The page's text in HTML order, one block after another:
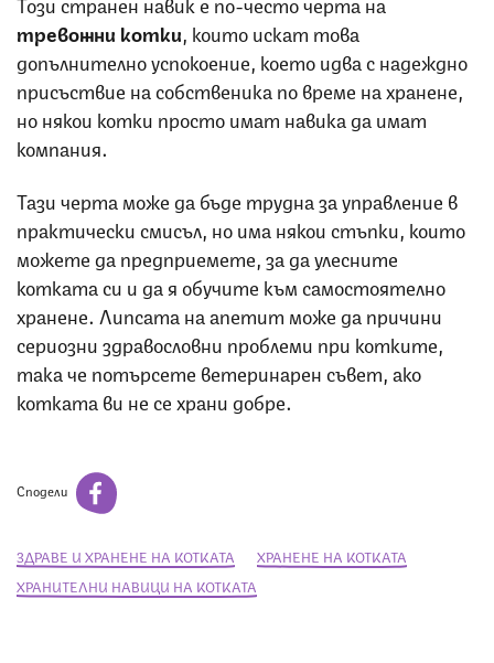
тревожни котки, които искат това
допълнително успокоение, което идва с надеждно
присъствие на собственика по време на хранене,
но някои котки просто имат навика да имат
компания.
Тази черта може да бъде трудна за управление в
практически смисъл, но има някои стъпки, които
можете да предприемете, за да улесните
котката си и да я обучите към самостоятелно
хранене. Липсата на апетит може да причини
сериозни здравословни проблеми при котките,
така че потърсете ветеринарен съвет, ако
котката ви не се храни добре.
Сподели
ЗДРАВЕ И ХРАНЕНЕ НА КОТКАТА
ХРАНЕНЕ НА КОТКАТА
ХРАНИТЕЛНИ НАВИЦИ НА КОТКАТА